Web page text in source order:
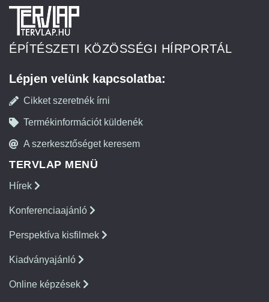
ÉPÍTÉSZETI KÖZÖSSÉGI HÍRPORTÁL
Lépjen velünk kapcsolatba:
Cikket szeretnék írni
Termékinformációt küldenék
A szerkesztőséget keresem
TERVLAP MENÜ
Hírek
Konferenciaajánló
Perspektíva kisfilmek
Kiadványajánló
Online képzések